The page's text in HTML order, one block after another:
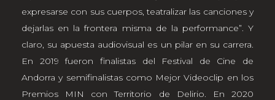
expresarse con sus cuerpos, teatralizar las canciones y
dejarlas en la frontera misma de la performance”. Y
claro, su apuesta audiovisual es un pilar en su carrera.
En 2019 fueron finalistas del Festival de Cine de
Andorra y semifinalistas como Mejor Videoclip en los
Premios MIN con Territorio de Delirio. En 2020